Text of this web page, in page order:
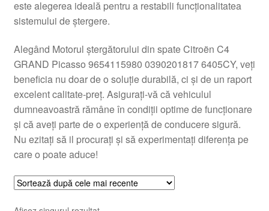
Procedura de reclamație
Termeni si conditii
este alegerea ideală pentru a restabili funcționalitatea
sistemului de ștergere.
Alegând Motorul ștergătorului din spate Citroën C4
GRAND Picasso 9654115980 0390201817 6405CY, veți
beneficia nu doar de o soluție durabilă, ci și de un raport
excelent calitate-preț. Asigurați-vă că vehiculul
dumneavoastră rămâne în condiții optime de funcționare
și că aveți parte de o experiență de conducere sigură.
Nu ezitați să il procurați și să experimentați diferența pe
care o poate aduce!